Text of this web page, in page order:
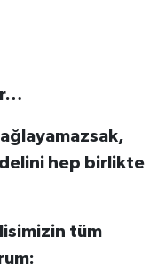
hep birlikte
tüm